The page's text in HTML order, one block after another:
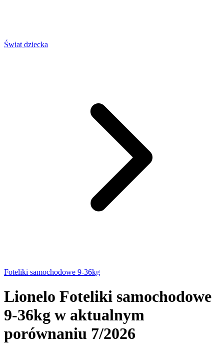
Świat dziecka
Foteliki samochodowe 9-36kg
Lionelo Foteliki samochodowe
9-36kg w aktualnym
porównaniu 7/2026